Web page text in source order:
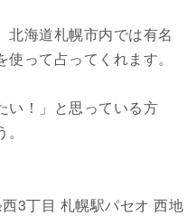
北海道札幌市内では有名
って占ってくれます。
い！」と思っている方
3丁目 札幌駅パセオ 西地